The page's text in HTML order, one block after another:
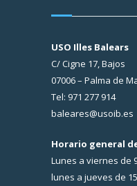
USO Illes Balears
C/ Cigne 17, Bajos
07006 – Palma de
Tel: 971 277 914
baleares@usoib.es
Horario general
Lunes a viernes de
lunes a jueves de